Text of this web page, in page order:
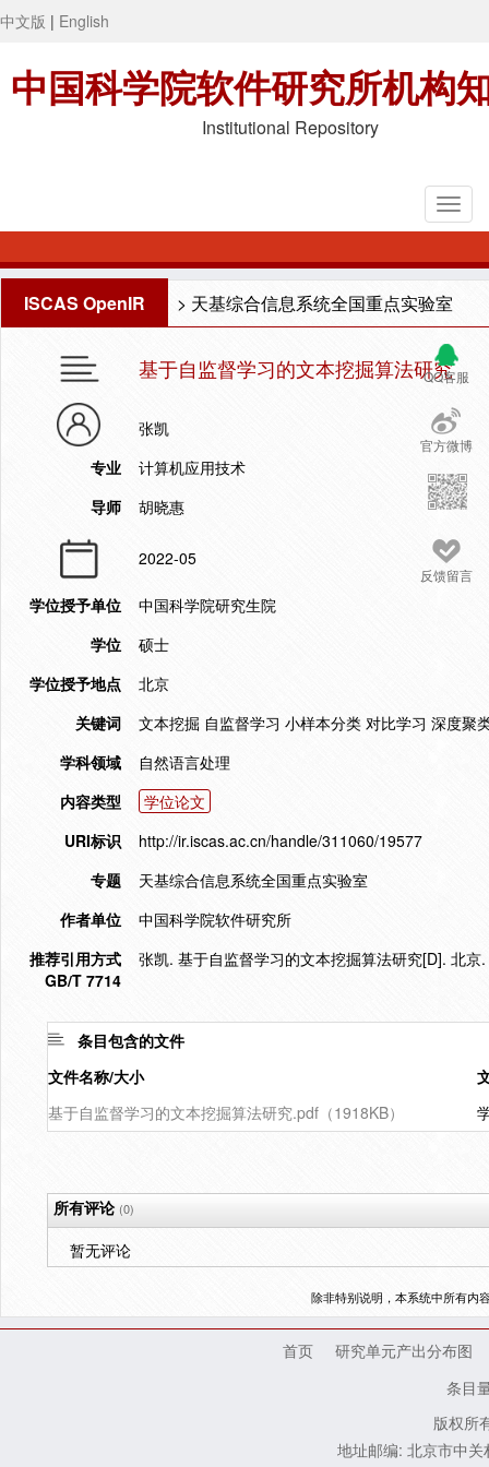
中文版 | English
中国科学院软件研究所机构
Institutional Repository
ISCAS OpenIR > 天基综合信息系统全国重点实验室
QQ客服
官方微博
反馈留言
基于自监督学习的文本挖掘算法研究
张凯
专业
计算机应用技术
导师
胡晓惠
2022-05
学位授予单位
中国科学院研究生院
学位
硕士
学位授予地点
北京
关键词
文本挖掘 自监督学习 小样本分类 对比学习 深度聚
学科领域
自然语言处理
内容类型
学位论文
URI标识
http://ir.iscas.ac.cn/handle/311060/19577
专题
天基综合信息系统全国重点实验室
作者单位
中国科学院软件研究所
推荐引用方式
GB/T 7714
张凯. 基于自监督学习的文本挖掘算法研究[D]. 北
条目包含的文件
文件名称/大小
基于自监督学习的文本挖掘算法研究.pdf（1918KB）
所有评论(0)
暂无评论
除非特别说明，本系统中所有内
首页
研究单元产出分布图
条目
版权所
地址邮编: 北京市中